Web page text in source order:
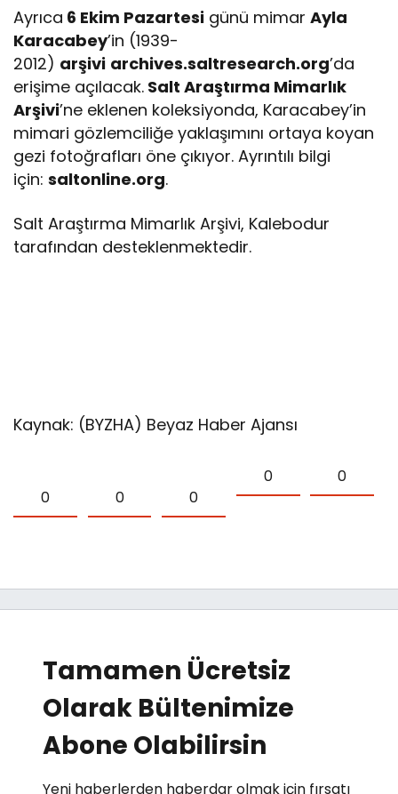
Ayrıca 6 Ekim Pazartesi günü mimarAyla
Karacabey’in (1939-
2012) arşivi archives.saltresearch.org’da
erişime açılacak. Salt Araştırma Mimarlık
Arşivi’ne eklenen koleksiyonda, Karacabey’in
mimari gözlemciliğe yaklaşımını ortaya koyan
gezi fotoğrafları öne çıkıyor. Ayrıntılı bilgi
için:saltonline.org.
Salt Araştırma Mimarlık Arşivi, Kalebodur
tarafından desteklenmektedir.
Kaynak: (BYZHA) Beyaz Haber Ajansı
0 0 0
0 0
Tamamen Ücretsiz
Olarak Bültenimize
Abone Olabilirsin
Yeni haberlerden haberdar olmak için fırsatı